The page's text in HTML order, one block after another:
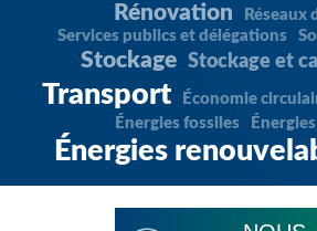
Rénovation
Réseaux
Services publics et délégations
Stockage Stockage et
Transport Économie
Énergies fossiles
Énergies